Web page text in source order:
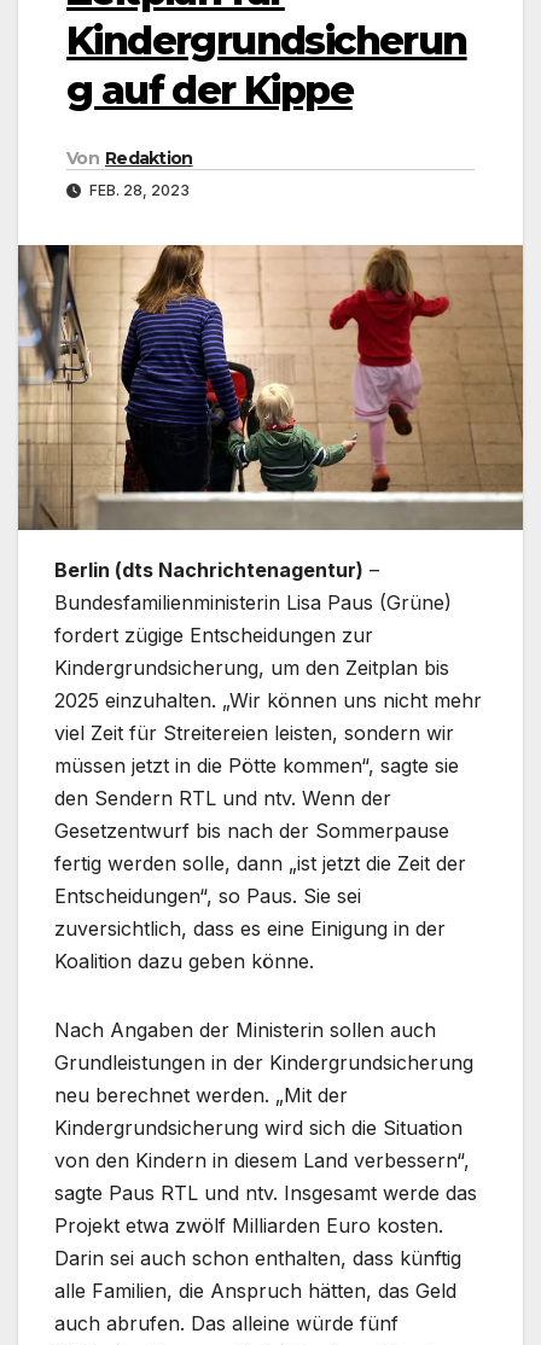
Kindergrundsicherun
g auf der Kippe
Von Redaktion
FEB. 28, 2023
Berlin (dts Nachrichtenagentur) –
Bundesfamilienministerin Lisa Paus (Grüne)
fordert zügige Entscheidungen zur
Kindergrundsicherung, um den Zeitplan bis
2025 einzuhalten. „Wir können uns nicht mehr
viel Zeit für Streitereien leisten, sondern wir
müssen jetzt in die Pötte kommen“, sagte sie
den Sendern RTL und ntv. Wenn der
Gesetzentwurf bis nach der Sommerpause
fertig werden solle, dann „ist jetzt die Zeit der
Entscheidungen“, so Paus. Sie sei
zuversichtlich, dass es eine Einigung in der
Koalition dazu geben könne.
Nach Angaben der Ministerin sollen auch
Grundleistungen in der Kindergrundsicherung
neu berechnet werden. „Mit der
Kindergrundsicherung wird sich die Situation
von den Kindern in diesem Land verbessern“,
sagte Paus RTL und ntv. Insgesamt werde das
Projekt etwa zwölf Milliarden Euro kosten.
Darin sei auch schon enthalten, dass künftig
alle Familien, die Anspruch hätten, das Geld
auch abrufen. Das alleine würde fünf